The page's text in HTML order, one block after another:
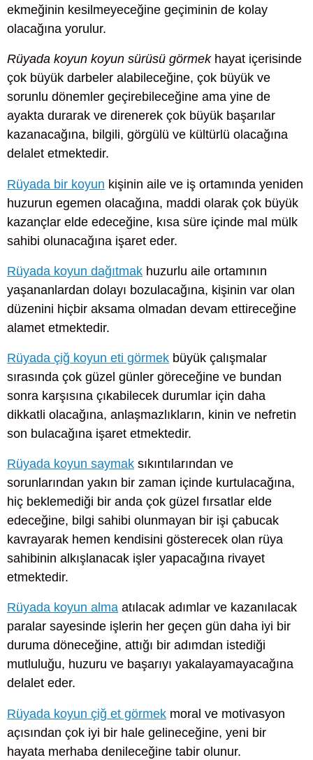
ekmeğinin kesilmeyeceğine geçiminin de kolay
olacağına yorulur.
Rüyada koyun koyun sürüsü görmekhayat içerisinde
çok büyük darbeler alabileceğine, çok büyük ve
sorunlu dönemler geçirebileceğine ama yine de
ayakta durarak ve direnerek çok büyük başarılar
kazanacağına, bilgili, görgülü ve kültürlü olacağına
delalet etmektedir.
Rüyada bir koyun kişinin aile ve iş ortamında yeniden
huzurun egemen olacağına, maddi olarak çok büyük
kazançlar elde edeceğine, kısa süre içinde mal mülk
sahibi olunacağına işaret eder.
Rüyada koyun dağıtmak huzurlu aile ortamının
yaşananlardan dolayı bozulacağına, kişinin var olan
düzenini hiçbir aksama olmadan devam ettireceğine
alamet etmektedir.
Rüyada çiğ koyun eti görmek büyük çalışmalar
sırasında çok güzel günler göreceğine ve bundan
sonra karşısına çıkabilecek durumlar için daha
dikkatli olacağına, anlaşmazlıkların, kinin ve nefretin
son bulacağına işaret etmektedir.
Rüyada koyun saymak sıkıntılarından ve
sorunlarından yakın bir zaman içinde kurtulacağına,
hiç beklemediği bir anda çok güzel fırsatlar elde
edeceğine, bilgi sahibi olunmayan bir işi çabucak
kavrayarak hemen kendisini gösterecek olan rüya
sahibinin alkışlanacak işler yapacağına rivayet
etmektedir.
Rüyada koyun alma atılacak adımlar ve kazanılacak
paralar sayesinde işlerin her geçen gün daha iyi bir
duruma döneceğine, attığı bir adımdan istediği
mutluluğu, huzuru ve başarıyı yakalayamayacağına
delalet eder.
Rüyada koyun çiğ et görmek moral ve motivasyon
açısından çok iyi bir hale gelineceğine, yeni bir
hayata merhaba denileceğine tabir olunur.